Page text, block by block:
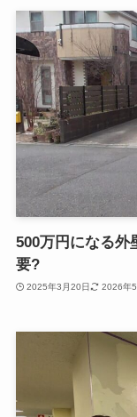
500万円になる外
要?
2025年3月20日 2026年